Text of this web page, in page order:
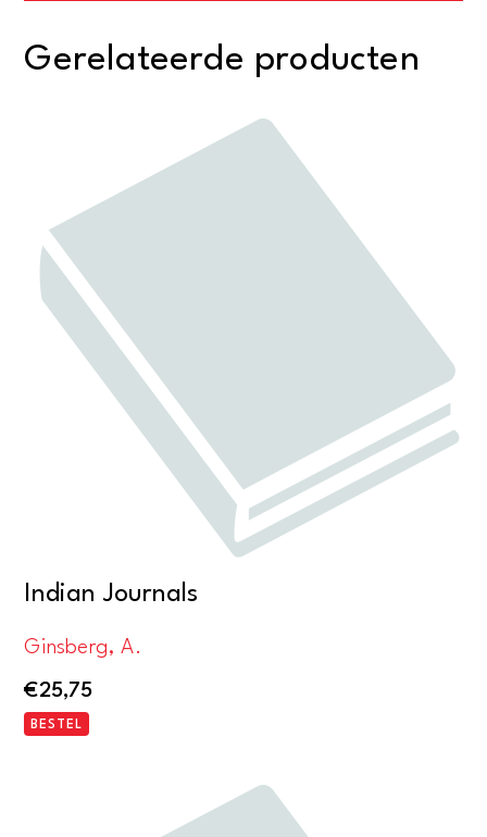
Gerelateerde producten
Indian Journals
Ginsberg, A.
€25,75
BESTEL